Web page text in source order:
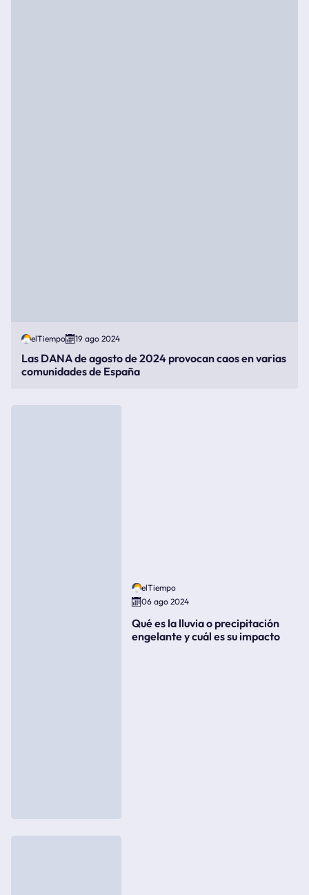
elTiempo 19 ago 2024
Las DANA de agosto de 2024 provocan caos en varias
comunidades de España
elTiempo
06 ago 2024
Qué es la lluvia o precipitación
engelante y cuál es su impacto